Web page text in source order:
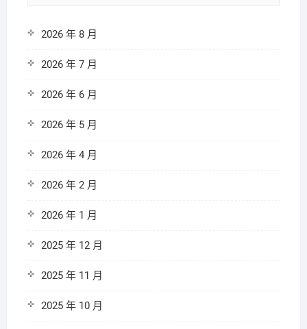
2026 年 8 月
2026 年 7 月
2026 年 6 月
2026 年 5 月
2026 年 4 月
2026 年 2 月
2026 年 1 月
2025 年 12 月
2025 年 11 月
2025 年 10 月